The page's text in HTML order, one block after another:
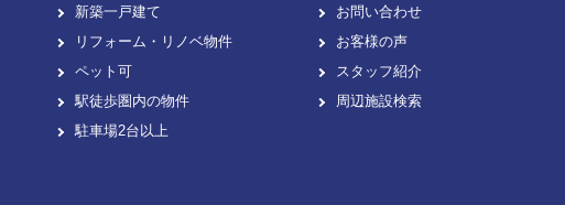
新築一戸建て
リフォーム・リノベ物件
ペット可
駅徒歩圏内の物件
駐車場2台以上
お問い合わせ
お客様の声
スタッフ紹介
周辺施設検索